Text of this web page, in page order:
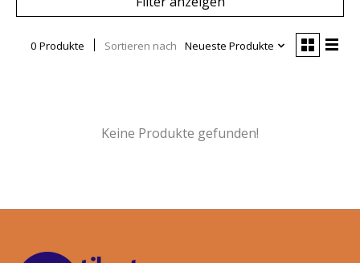
0 Produkte Sortieren nach Neueste Produkte
Keine Produkte gefunden!